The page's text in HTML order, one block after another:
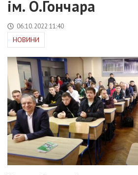
ім. О.Гончара
06.10.2022 11:40
НОВИНИ